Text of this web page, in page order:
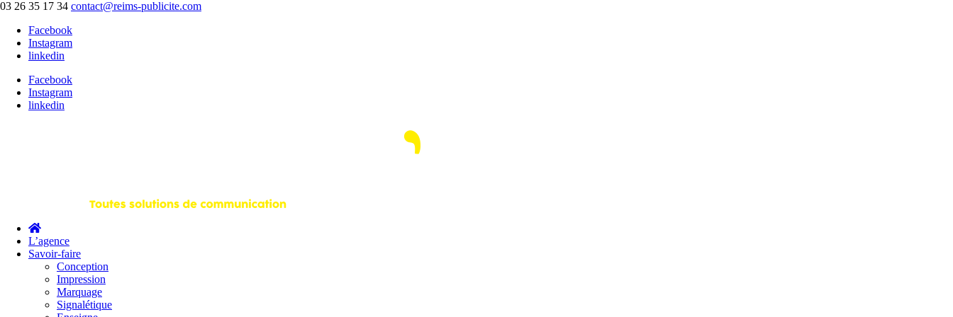
03 26 35 17 34 contact@reims-publicite.com
Facebook
Instagram
linkedin
Facebook
Instagram
linkedin
L’agence
Savoir-faire
Conception
Impression
Marquage
Signalétique